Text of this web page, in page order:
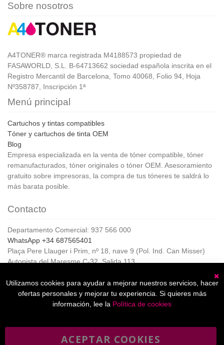
Sobre nosotros
A4TONER® marca registrada M4188573 propiedad de
FASAWORLD, S.L. B-64713662 sociedad española inscrita en el
Registro Mercantil de Barcelona, Tomo 40068, Folio 94, Hoja
Nº358787, Inscripción 1ª
Menú principal
Cartuchos y tintas compatibles
Tóner y cartuchos de tinta OEM
Blog
Empresa especializada en la venta de tóner compatible, tóner
remanufacturados, tóner originales o tóner OEM. Asesoramiento
gratuito sobre impresoras, la compra de tus tóneres te saldrá lo
más barata posible.
Contacto
Departamento Comercial: 937 566 000
WhatsApp +34 687565401
Plaça Pere Llauger i Prim, nº 18, nave 9 (Pol. Ind. Can Misser)
Autopista del Maresme C-32, Salida 113
Horario de Atención al cliente:
De lunes a jueves de 8:00 a 17:00,
Viernes de 8:00 a 15:00
Utilizamos cookies para ayudar a mejorar nuestros servicios, hacer
ofertas personales y mejorar tu experiencia. Si quieres más
información, lee la Política de cookies
ACEPTAR COOKIES